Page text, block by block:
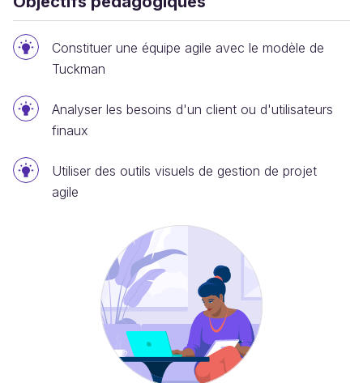
Constituer une équipe agile avec le modèle de
Tuckman
Analyser les besoins d'un client ou d'utilisateurs
finaux
Utiliser des outils visuels de gestion de projet
agile